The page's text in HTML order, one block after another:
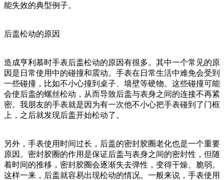
能失效的典型例子。
后盖松动的原因
造成亨利慕时手表后盖松动的原因有很多。其中一个常见的原
因是日常使用中的碰撞和震动。手表在日常生活中难免会受到
一些碰撞，比如不小心撞到桌子、墙壁等硬物。这些碰撞可能
会使后盖的螺丝松动，从而导致后盖与表身之间的连接不再紧
密。我朋友的手表就是因为有一次他不小心把手表碰到了门框
上，之后就发现后盖开始松动了。
另外，手表使用时间过长，后盖的密封胶圈老化也是一个重要
原因。密封胶圈的作用是保证后盖与表身之间的密封性，但随
着时间的推移，密封胶圈会逐渐失去弹性，变得干燥、脆弱。
这样一来，后盖就容易出现松动的情况。一般来说，手表使用